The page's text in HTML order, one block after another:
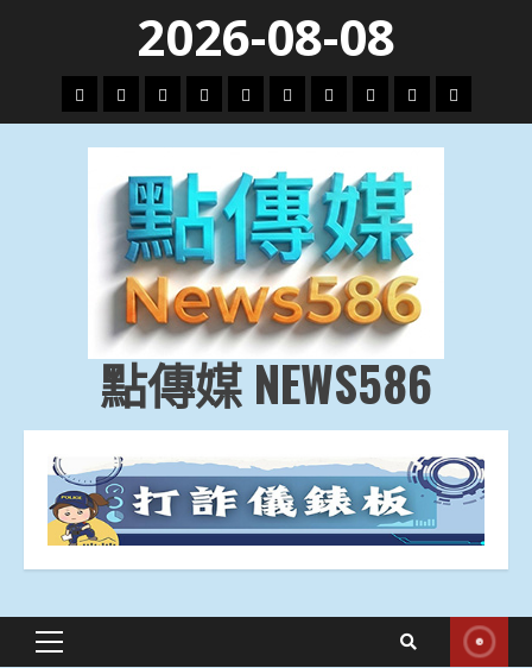
content
2026-08-08
頭
條
財
經
地
方.
會
文
教.
技
專
題
娛
樂
劇
政
治
國
際
運
動
生
活
點傳媒 NEWS586
Primary